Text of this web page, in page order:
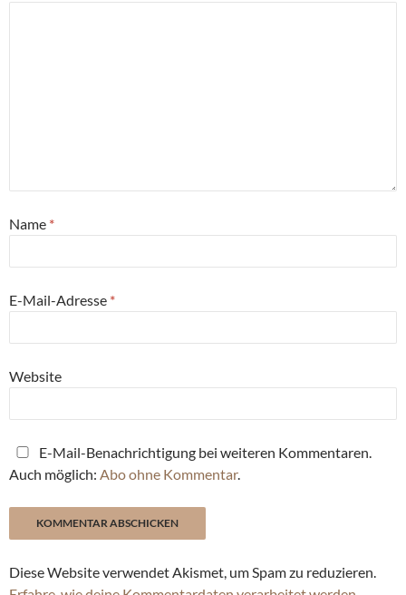
Name *
E-Mail-Adresse *
Website
E-Mail-Benachrichtigung bei weiteren Kommentaren.
Auch möglich: Abo ohne Kommentar.
Diese Website verwendet Akismet, um Spam zu reduzieren.